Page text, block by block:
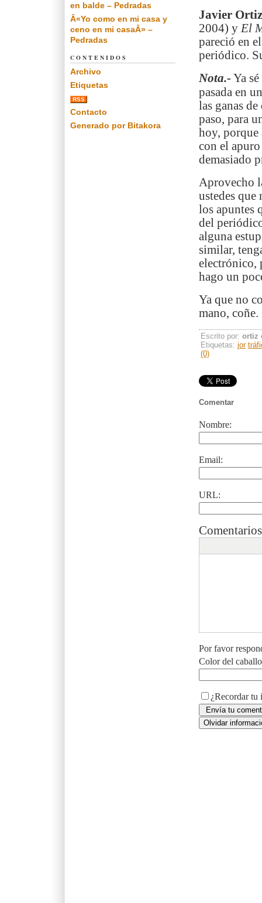
Javier
2004) y El
pareció en
periódico.
Nota.-Ya
pasada en
las ganas
paso, para
hoy, porque
con el
demasiado
Aprovecho
ustedes que
los apuntes
del
alguna
similar,
electrónico,
hago un
Ya que no
mano, coñe.
Escrito por: ortiz
Etiquetas: jor
(0)
Comentar
Nombre:
Email:
URL:
Por favor
Color del
¿Recordar tu
en balde – Pedradas
Â«Yo como en mi casa y
ceno en mi casaÂ» –
Pedradas
CONTENIDOS
Archivo
Etiquetas
RSS
Contacto
Generado por Bitakora